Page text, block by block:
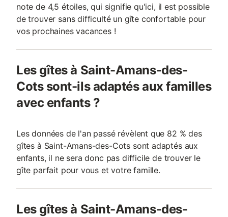
note de 4,5 étoiles, qui signifie qu'ici, il est possible
de trouver sans difficulté un gîte confortable pour
vos prochaines vacances !
Les gîtes à Saint-Amans-des-
Cots sont-ils adaptés aux familles
avec enfants ?
Les données de l'an passé révèlent que 82 % des
gîtes à Saint-Amans-des-Cots sont adaptés aux
enfants, il ne sera donc pas difficile de trouver le
gîte parfait pour vous et votre famille.
Les gîtes à Saint-Amans-des-